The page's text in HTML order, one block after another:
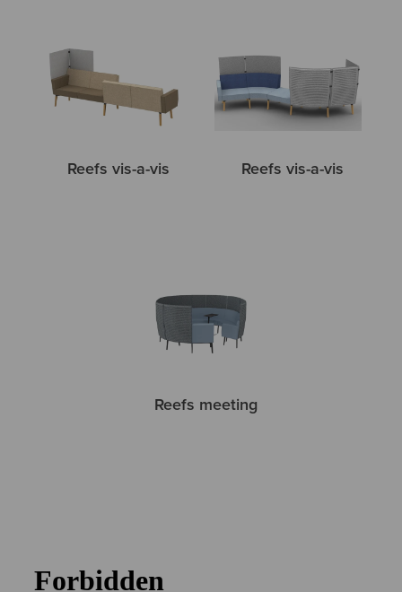
Reefs vis-a-vis Reefs vis-a-vis
Reefs meeting